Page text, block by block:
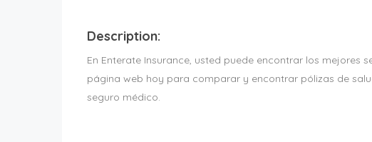
Description:
En Enterate Insurance, usted puede encontrar los mejores
página web hoy para comparar y encontrar pólizas de
seguro médico.